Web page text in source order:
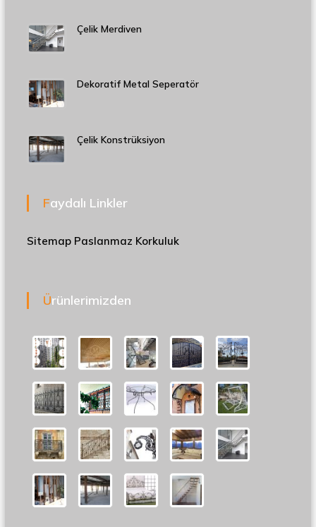
Çelik Merdiven
Dekoratif Metal Seperatör
Çelik Konstrüksiyon
Faydalı Linkler
Sitemap Paslanmaz Korkuluk
Ürünlerimizden